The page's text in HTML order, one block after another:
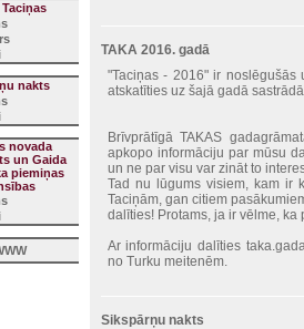
nakts
novada
un Gaida
piemiņas
TAKA 2016. gadā
"Taciņas - 2016" ir
atskatīties uz šajā gadā
Brīvprātīgā TAKAS
apkopo informāciju par mūsu
un ne par visu var zināt to
Tad nu lūgums visiem, kam ir
Taciņām, gan citiem
dalīties! Protams, ja ir vēlme, ka
Ar informāciju dalīties
no Turku meitenēm.
Sikspārņu nakts